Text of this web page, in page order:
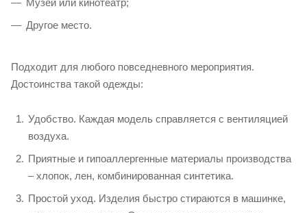
Музей или кинотеатр;
Другое место.
Подходит для любого повседневного мероприятия.
Достоинства такой одежды:
Удобство. Каждая модель справляется с вентиляцией
воздуха.
Приятные и гипоаллергенные материалы производства
– хлопок, лен, комбинированная синтетика.
Простой уход. Изделия быстро стираются в машинке,